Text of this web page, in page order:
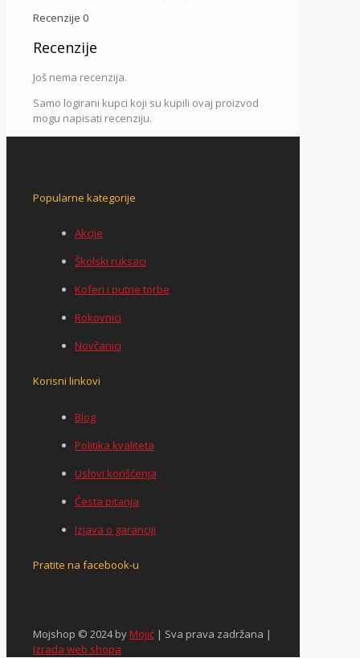
Recenzije 0
Recenzije
Još nema recenzija.
Samo logirani kupci koji su kupili ovaj proizvod
mogu napisati recenziju.
Popularne kategorije
Akcije
Školski ruksaci
Koferi i putne torbe
Rokovnici
Novčanici
Korisni linkovi
Blog
Politika kvaliteta
Uslovi korišćenja
Česta pitanja
Izjava o garanciji
Pratite na facebook-u
Mojshop © 2024 byMojić | Sva prava zadržana |
Izrada web shopa